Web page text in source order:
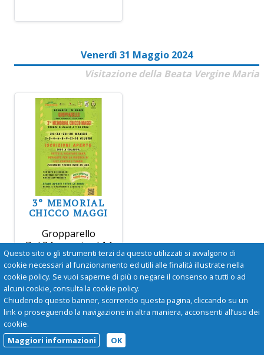
Venerdì 31 Maggio 2024
Visitazione della Beata Vergine Maria
3° MEMORIAL
CHICCO MAGGI
Gropparello
Dal 24 maggio al 14
giugno verrà
realizzata la terza
edizione del Memorial
Chicco Maggi, con un
torneo di calcio a 7 su
erba.
Questo sito o gli strumenti terzi da questo utilizzati si avvalgono di
cookie necessari al funzionamento ed utili alle finalità illustrate nella
cookie policy. Se vuoi saperne di più o negare il consenso a tutti o ad
alcuni cookie, consulta la cookie policy.
Chiudendo questo banner, scorrendo questa pagina, cliccando su un
link o proseguendo la navigazione in altra maniera, acconsenti all’uso dei
cookie.
Maggiori informazioni
OK